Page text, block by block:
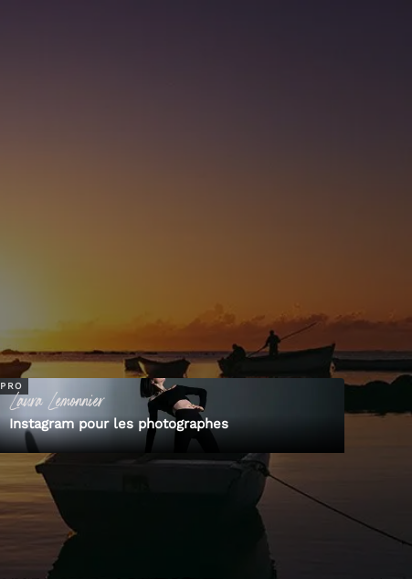
PRO
LauraLemonnier
Instagram pour les photographes